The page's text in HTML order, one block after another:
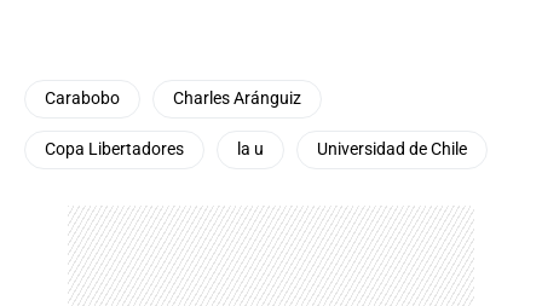
Carabobo Charles Aránguiz
Copa Libertadores la u Universidad de Chile